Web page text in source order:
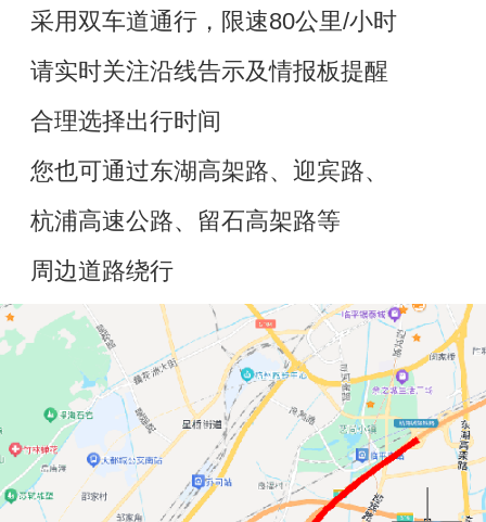
采用双车道通行，限速80公里/小时
请实时关注沿线告示及情报板提醒
合理选择出行时间
您也可通过东湖高架路、迎宾路、
杭浦高速公路、留石高架路等
周边道路绕行